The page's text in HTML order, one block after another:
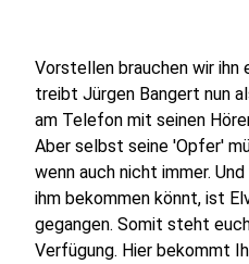
Vorstellen brauchen wir ihn
treibt Jürgen Bangert nun
am Telefon mit seinen
Aber selbst seine 'Opfer'
wenn auch nicht immer.
ihm bekommen könnt, ist
gegangen. Somit steht
Verfügung. Hier bekommt